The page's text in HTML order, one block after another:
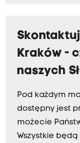
Kraków -
naszych
Pod każdym
dostępny jest
możecie
Wszystkie